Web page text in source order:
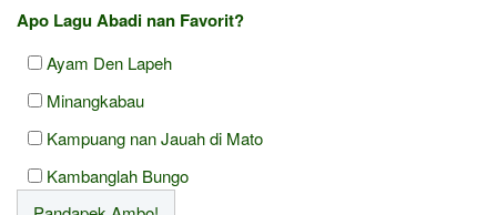
Apo Lagu Abadi nan Favorit?
Ayam Den Lapeh
Minangkabau
Kampuang nan Jauah di Mato
Kambanglah Bungo